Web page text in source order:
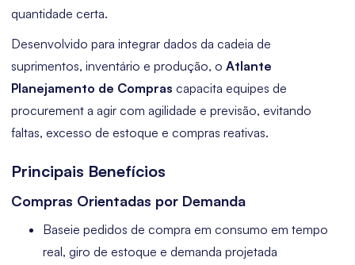
quantidade certa.
Desenvolvido para integrar dados da cadeia de
suprimentos, inventário e produção, o Atlante
Planejamento de Compras capacita equipes de
procurement a agir com agilidade e previsão, evitando
faltas, excesso de estoque e compras reativas.
Principais Benefícios
Compras Orientadas por Demanda
Baseie pedidos de compra em consumo em tempo
real, giro de estoque e demanda projetada